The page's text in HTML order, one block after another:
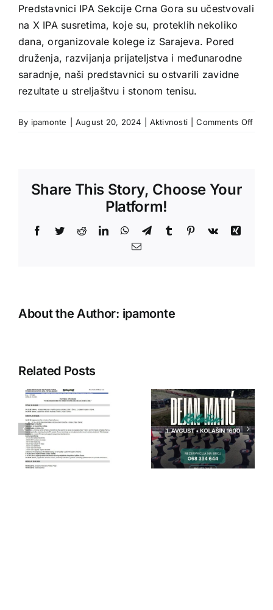
Predstavnici IPA Sekcije Crna Gora su učestvovali
na X IPA susretima, koje su, proteklih nekoliko
dana, organizovale kolege iz Sarajeva. Pored
druženja, razvijanja prijateljstva i međunarodne
saradnje, naši predstavnici su ostvarili zavidne
rezultate u streljaštvu i stonom tenisu.
By ipamonte August 20, 2024 Aktivnosti Comments Offon
Share This Story, Choose Your
Platform!
Facebook
TwitterRedditLinkedInWhatsApp
TelegramTumblr Pinterest
Vk
Xing
Email
About the Author: ipamonte
Related Posts
IPA Crna
IPA Crna
Gora